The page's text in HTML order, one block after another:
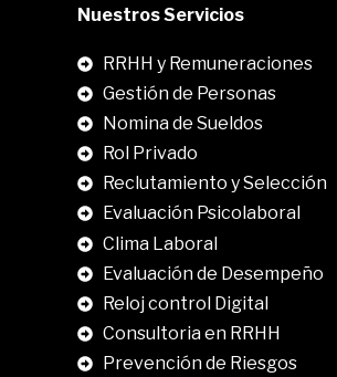
Nuestros Servicios
RRHH y Remuneraciones
Gestión de Personas
Nomina de Sueldos
Rol Privado
Reclutamiento y Selección
Evaluación Psicolaboral
Clima Laboral
Evaluación de Desempeño
Reloj control Digital
Consultoria en RRHH
Prevención de Riesgos